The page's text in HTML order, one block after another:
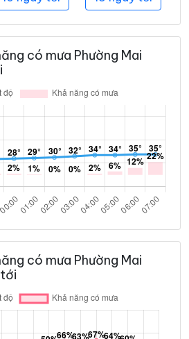
có mưa Phường Mai
có mưa Phường Mai